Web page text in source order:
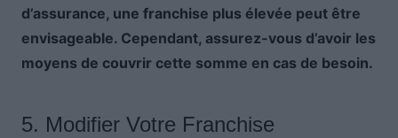
d’assurance, une franchise plus élevée peut être
envisageable. Cependant, assurez-vous d’avoir les
moyens de couvrir cette somme en cas de besoin.
5. Modifier Votre Franchise